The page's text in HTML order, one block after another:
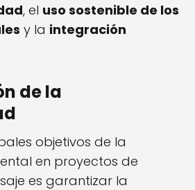
, el uso sostenible de los
y la integración
de la
objetivos de la
en proyectos de
es garantizar la